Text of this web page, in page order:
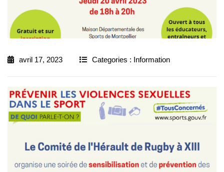
avril 17, 2023 Categories : Information